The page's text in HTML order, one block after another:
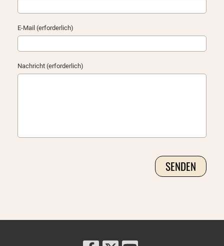
E-Mail (erforderlich)
Nachricht (erforderlich)